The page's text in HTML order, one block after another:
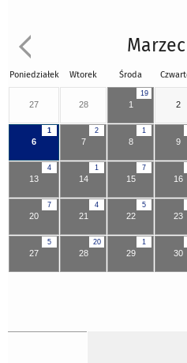
Poniedziałek Wtorek Środa
27 28
19
1 2
1
6
2
7
1
8 9
4
13
1
14
7
15 16
7
20
4
21
5
22 23
5
27
20
28
1
29 30